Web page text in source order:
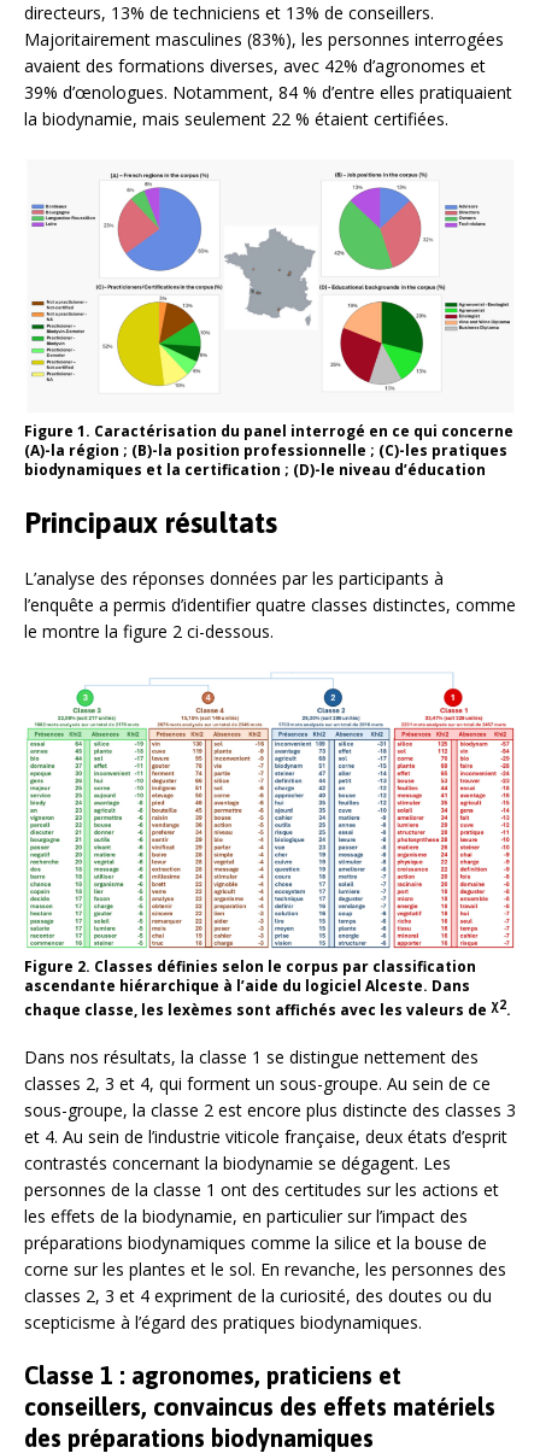
directeurs, 13% de techniciens et 13% de conseillers.
Majoritairement masculines (83%), les personnes interrogées
avaient des formations diverses, avec 42% d’agronomes et
39% d’œnologues. Notamment, 84 % d’entre elles pratiquaient
la biodynamie, mais seulement 22 % étaient certifiées.
Figure 1. Caractérisation du panel interrogé en ce qui concerne
(A)-la région ; (B)-la position professionnelle ; (C)-les pratiques
biodynamiques et la certification ; (D)-le niveau d’éducation
Principaux résultats
L’analyse des réponses données par les participants à
l’enquête a permis d’identifier quatre classes distinctes, comme
le montre la figure 2 ci-dessous.
Figure 2. Classes définies selon le corpus par classification
ascendante hiérarchique à l’aide du logiciel Alceste. Dans
chaque classe, les lexèmes sont affichés avec les valeurs de χ2.
Dans nos résultats, la classe 1 se distingue nettement des
classes 2, 3 et 4, qui forment un sous-groupe. Au sein de ce
sous-groupe, la classe 2 est encore plus distincte des classes 3
et 4. Au sein de l’industrie viticole française, deux états d’esprit
contrastés concernant la biodynamie se dégagent. Les
personnes de la classe 1 ont des certitudes sur les actions et
les effets de la biodynamie, en particulier sur l’impact des
préparations biodynamiques comme la silice et la bouse de
corne sur les plantes et le sol. En revanche, les personnes des
classes 2, 3 et 4 expriment de la curiosité, des doutes ou du
scepticisme à l’égard des pratiques biodynamiques.
Classe 1 : agronomes, praticiens et
conseillers, convaincus des effets matériels
des préparations biodynamiques